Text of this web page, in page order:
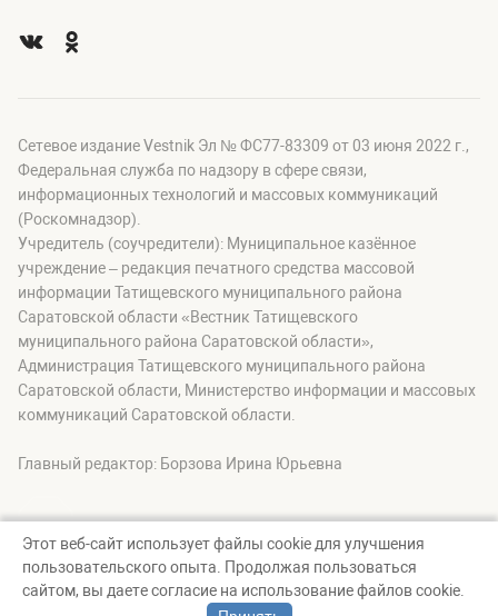
Сетевое издание Vestnik Эл № ФС77-83309 от 03 июня 2022 г.,
Федеральная служба по надзору в сфере связи,
информационных технологий и массовых коммуникаций
(Роскомнадзор).
Учредитель (соучредители): Муниципальное казённое
учреждение – редакция печатного средства массовой
информации Татищевского муниципального района
Саратовской области «Вестник Татищевского
муниципального района Саратовской области»,
Администрация Татищевского муниципального района
Саратовской области, Министерство информации и массовых
коммуникаций Саратовской области.
Главный редактор: Борзова Ирина Юрьевна
© Вестник Татищевского муниципального района, 2026
Создание сайта — nopreset
Этот веб-сайт использует файлы cookie для улучшения
пользовательского опыта. Продолжая пользоваться
сайтом, вы даете согласие на использование файлов cookie.